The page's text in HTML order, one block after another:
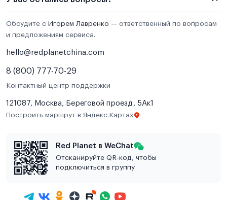
Обсудите с Игорем Лавренко — ответственный по вопросам
и предложениям сервиса.
hello@redplanetchina.com
8 (800) 777-70-29
Контактный центр поддержки
121087, Москва, Береговой проезд, 5Ак1
Построить маршрут в Яндекс.Картах
Red Planet в WeChat
Отсканируйте QR-код, чтобы
подключиться в группу